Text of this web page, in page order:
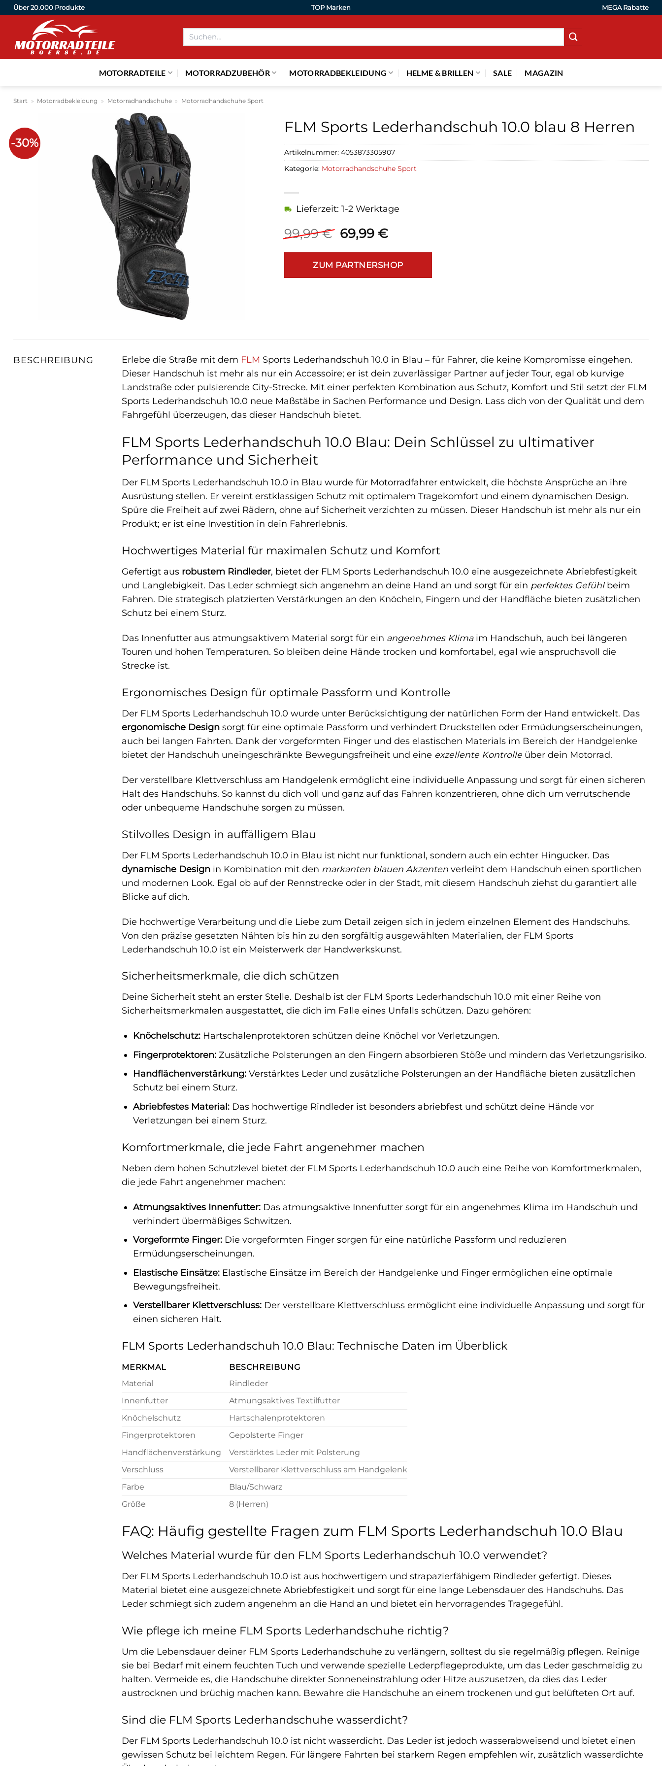
Zum
springen
Über 20.000 Produkte TOP Marken MEGA Rabatte
Suchen
MOTORRADTEILE MOTORRADZUBEHÖR MOTORRADBEKLEIDUNG HELME & BRILLEN SALE MAGAZIN
Start » Motorradbekleidung » Motorradhandschuhe » Motorradhandschuhe Sport
-30%
FLM Sports Lederhandschuh 10.0 blau 8 Herren
99,99€ Ursprünglicher
war:
99,99 €
69,99 €Aktueller
ist:
69,99 €.
Lieferzeit: 1-2 Werktage
ZUM PARTNERSHOP
Artikelnummer: 4053873305907
Kategorie: Motorradhandschuhe Sport
BESCHREIBUNG Erlebe die Straße mit dem FLM Sports Lederhandschuh 10.0 in Blau – für Fahrer, die keine Kompromisse eingehen.
Dieser Handschuh ist mehr als nur ein Accessoire; er ist dein zuverlässiger Partner auf jeder Tour, egal ob kurvige
Landstraße oder pulsierende City-Strecke. Mit einer perfekten Kombination aus Schutz, Komfort und Stil setzt der FLM
Sports Lederhandschuh 10.0 neue Maßstäbe in Sachen Performance und Design. Lass dich von der Qualität und dem
Fahrgefühl überzeugen, das dieser Handschuh bietet.
FLM Sports Lederhandschuh 10.0 Blau: Dein Schlüssel zu ultimativer
Performance und Sicherheit
Der FLM Sports Lederhandschuh 10.0 in Blau wurde für Motorradfahrer entwickelt, die höchste Ansprüche an ihre
Ausrüstung stellen. Er vereint erstklassigen Schutz mit optimalem Tragekomfort und einem dynamischen Design.
Spüre die Freiheit auf zwei Rädern, ohne auf Sicherheit verzichten zu müssen. Dieser Handschuh ist mehr als nur ein
Produkt; er ist eine Investition in dein Fahrerlebnis.
Hochwertiges Material für maximalen Schutz und Komfort
Gefertigt aus robustem Rindleder, bietet der FLM Sports Lederhandschuh 10.0 eine ausgezeichnete Abriebfestigkeit
und Langlebigkeit. Das Leder schmiegt sich angenehm an deine Hand an und sorgt für ein perfektes Gefühlbeim
Fahren. Die strategisch platzierten Verstärkungen an den Knöcheln, Fingern und der Handfläche bieten zusätzlichen
Schutz bei einem Sturz.
Das Innenfutter aus atmungsaktivem Material sorgt für ein angenehmes Klimaim Handschuh, auch bei längeren
Touren und hohen Temperaturen. So bleiben deine Hände trocken und komfortabel, egal wie anspruchsvoll die
Strecke ist.
Ergonomisches Design für optimale Passform und Kontrolle
Der FLM Sports Lederhandschuh 10.0 wurde unter Berücksichtigung der natürlichen Form der Hand entwickelt. Das
ergonomische Design sorgt für eine optimale Passform und verhindert Druckstellen oder Ermüdungserscheinungen,
auch bei langen Fahrten. Dank der vorgeformten Finger und des elastischen Materials im Bereich der Handgelenke
bietet der Handschuh uneingeschränkte Bewegungsfreiheit und eine exzellente Kontrolle über dein Motorrad.
Der verstellbare Klettverschluss am Handgelenk ermöglicht eine individuelle Anpassung und sorgt für einen sicheren
Halt des Handschuhs. So kannst du dich voll und ganz auf das Fahren konzentrieren, ohne dich um verrutschende
oder unbequeme Handschuhe sorgen zu müssen.
Stilvolles Design in auffälligem Blau
Der FLM Sports Lederhandschuh 10.0 in Blau ist nicht nur funktional, sondern auch ein echter Hingucker. Das
dynamische Design in Kombination mit den markanten blauen Akzenten verleiht dem Handschuh einen sportlichen
und modernen Look. Egal ob auf der Rennstrecke oder in der Stadt, mit diesem Handschuh ziehst du garantiert alle
Blicke auf dich.
Die hochwertige Verarbeitung und die Liebe zum Detail zeigen sich in jedem einzelnen Element des Handschuhs.
Von den präzise gesetzten Nähten bis hin zu den sorgfältig ausgewählten Materialien, der FLM Sports
Lederhandschuh 10.0 ist ein Meisterwerk der Handwerkskunst.
Sicherheitsmerkmale, die dich schützen
Deine Sicherheit steht an erster Stelle. Deshalb ist der FLM Sports Lederhandschuh 10.0 mit einer Reihe von
Sicherheitsmerkmalen ausgestattet, die dich im Falle eines Unfalls schützen. Dazu gehören:
Knöchelschutz:Hartschalenprotektoren schützen deine Knöchel vor Verletzungen.
Fingerprotektoren:Zusätzliche Polsterungen an den Fingern absorbieren Stöße und mindern das Verletzungsrisiko.
Handflächenverstärkung:Verstärktes Leder und zusätzliche Polsterungen an der Handfläche bieten zusätzlichen
Schutz bei einem Sturz.
Abriebfestes Material:Das hochwertige Rindleder ist besonders abriebfest und schützt deine Hände vor
Verletzungen bei einem Sturz.
Komfortmerkmale, die jede Fahrt angenehmer machen
Neben dem hohen Schutzlevel bietet der FLM Sports Lederhandschuh 10.0 auch eine Reihe von Komfortmerkmalen,
die jede Fahrt angenehmer machen:
Atmungsaktives Innenfutter:Das atmungsaktive Innenfutter sorgt für ein angenehmes Klima im Handschuh und
verhindert übermäßiges Schwitzen.
Vorgeformte Finger:Die vorgeformten Finger sorgen für eine natürliche Passform und reduzieren
Ermüdungserscheinungen.
Elastische Einsätze:Elastische Einsätze im Bereich der Handgelenke und Finger ermöglichen eine optimale
Bewegungsfreiheit.
Verstellbarer Klettverschluss:Der verstellbare Klettverschluss ermöglicht eine individuelle Anpassung und sorgt für
einen sicheren Halt.
FLM Sports Lederhandschuh 10.0 Blau: Technische Daten im Überblick
MERKMAL
BESCHREIBUNG
Material
Rindleder
Innenfutter
Atmungsaktives Textilfutter
Knöchelschutz
Hartschalenprotektoren
Fingerprotektoren
Gepolsterte Finger
Handflächenverstärkung
Verstärktes Leder mit Polsterung
Verschluss
Verstellbarer Klettverschluss am Handgelenk
Farbe
Blau/Schwarz
Größe
8 (Herren)
FAQ: Häufig gestellte Fragen zum FLM Sports Lederhandschuh 10.0 Blau
Welches Material wurde für den FLM Sports Lederhandschuh 10.0 verwendet?
Der FLM Sports Lederhandschuh 10.0 ist aus hochwertigem und strapazierfähigem Rindleder gefertigt. Dieses
Material bietet eine ausgezeichnete Abriebfestigkeit und sorgt für eine lange Lebensdauer des Handschuhs. Das
Leder schmiegt sich zudem angenehm an die Hand an und bietet ein hervorragendes Tragegefühl.
Wie pflege ich meine FLM Sports Lederhandschuhe richtig?
Um die Lebensdauer deiner FLM Sports Lederhandschuhe zu verlängern, solltest du sie regelmäßig pflegen. Reinige
sie bei Bedarf mit einem feuchten Tuch und verwende spezielle Lederpflegeprodukte, um das Leder geschmeidig zu
halten. Vermeide es, die Handschuhe direkter Sonneneinstrahlung oder Hitze auszusetzen, da dies das Leder
austrocknen und brüchig machen kann. Bewahre die Handschuhe an einem trockenen und gut belüfteten Ort auf.
Sind die FLM Sports Lederhandschuhe wasserdicht?
Der FLM Sports Lederhandschuh 10.0 ist nicht wasserdicht. Das Leder ist jedoch wasserabweisend und bietet einen
gewissen Schutz bei leichtem Regen. Für längere Fahrten bei starkem Regen empfehlen wir, zusätzlich wasserdichte